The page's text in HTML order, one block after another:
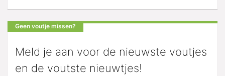
Geen voutje missen?
Meld je aan voor de nieuwste voutjes
en de voutste nieuwtjes!